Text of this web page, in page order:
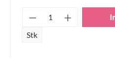
Produkt Anzahl:
Stk